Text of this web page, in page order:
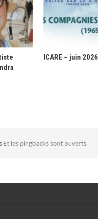
ICARE – juin 2026
Et les pingbacks sont ouverts.